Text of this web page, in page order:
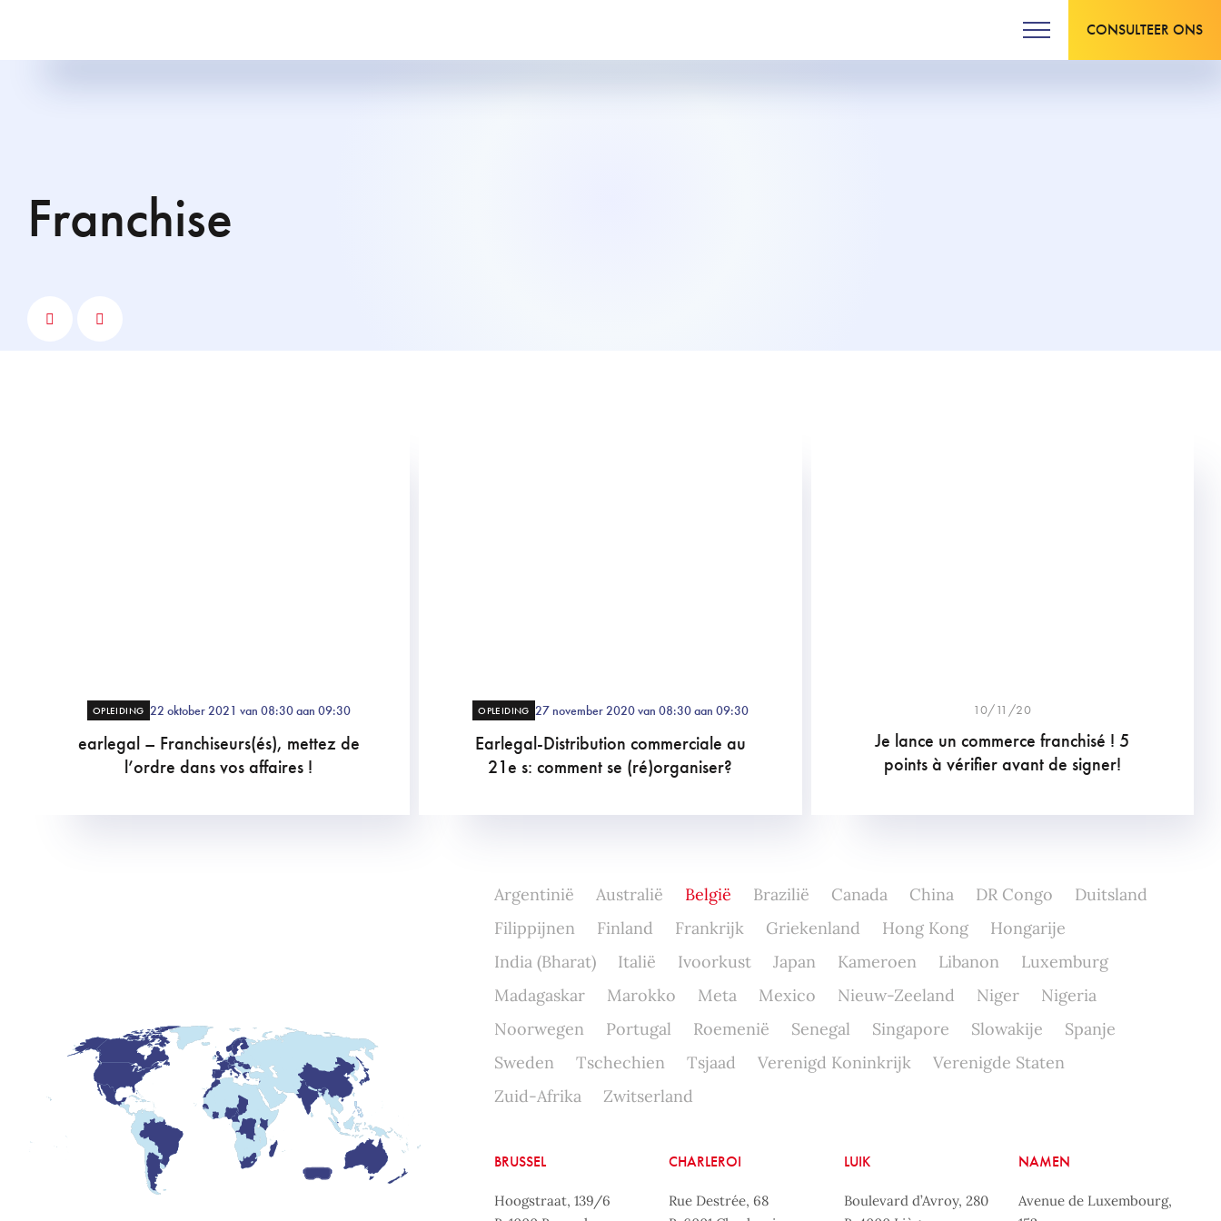
CONSULTEER ONS
franchise
OPLEIDING 22 oktober 2021 van 08:30 aan 09:30
earlegal – Franchiseurs(és), mettez de
l’ordre dans vos affaires !
OPLEIDING 27 november 2020 van 08:30 aan 09:30
Earlegal-Distribution commerciale au
21e s: comment se (ré)organiser?
10/11/20
Je lance un commerce franchisé ! 5
points à vérifier avant de signer!
Argentinië Australië België Brazilië Canada China DR Congo
Duitsland
Filippijnen
Finland Frankrijk Griekenland Hong Kong
Hongarije
India (Bharat)
Italië Ivoorkust Japan Kameroen Libanon
Luxemburg
Madagaskar
Marokko Meta Mexico Nieuw-Zeeland Niger
Nigeria
Noorwegen
Portugal Roemenië Senegal Singapore Slowakije
Spanje
Sweden
Tschechien Tsjaad Verenigd Koninkrijk
Verenigde Staten
Zuid-Afrika
Zwitserland
BRUSSEL
Hoogstraat, 139/6
CHARLEROI
Rue Destrée, 68
LUIK
Boulevard d’Avroy, 280
NAMEN
Avenue de Luxembourg,